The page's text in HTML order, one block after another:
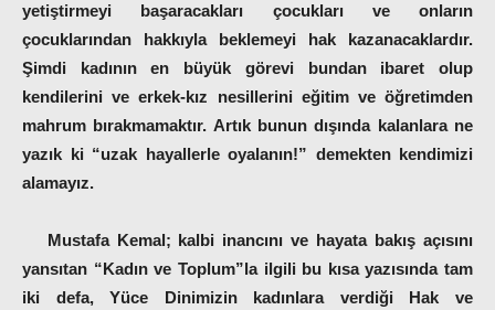
yetiştirmeyi başaracakları çocukları ve onların
çocuklarından hakkıyla beklemeyi hak kazanacaklardır.
Şimdi kadının en büyük görevi bundan ibaret olup
kendilerini ve erkek-kız nesillerini eğitim ve öğretimden
mahrum bırakmamaktır. Artık bunun dışında kalanlara ne
yazık ki “uzak hayallerle oyalanın!” demekten kendimizi
alamayız.
Mustafa Kemal; kalbi inancını ve hayata bakış açısını
yansıtan “Kadın ve Toplum”la ilgili bu kısa yazısında tam
iki defa, Yüce Dinimizin kadınlara verdiği Hak ve